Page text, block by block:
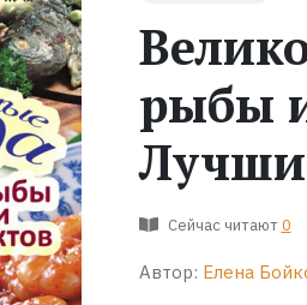
рыбы
Сейчас читают 0
Автор: Елена